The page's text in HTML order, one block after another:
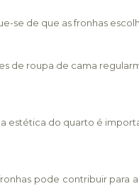
se de que as fronhas
de roupa de cama
estética do quarto é
pode contribuir